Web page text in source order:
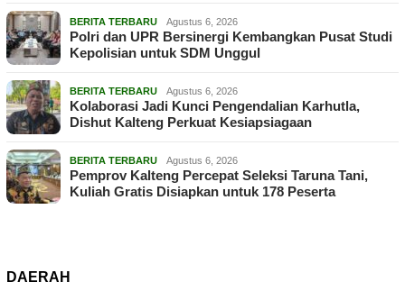
BERITA TERBARU Agustus 6, 2026
Polri dan UPR Bersinergi Kembangkan Pusat Studi
Kepolisian untuk SDM Unggul
BERITA TERBARU Agustus 6, 2026
Kolaborasi Jadi Kunci Pengendalian Karhutla,
Dishut Kalteng Perkuat Kesiapsiagaan
BERITA TERBARU Agustus 6, 2026
Pemprov Kalteng Percepat Seleksi Taruna Tani,
Kuliah Gratis Disiapkan untuk 178 Peserta
DAERAH